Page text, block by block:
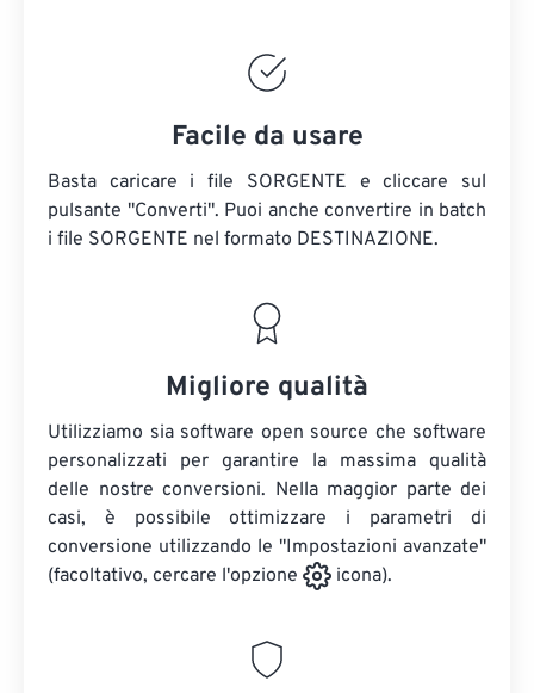
Facile da usare
Basta caricare i file SORGENTE e cliccare sul
pulsante "Converti". Puoi anche convertire in batch
i file SORGENTE nel formato DESTINAZIONE.
Migliore qualità
Utilizziamo sia software open source che software
personalizzati per garantire la massima qualità
delle nostre conversioni. Nella maggior parte dei
casi, è possibile ottimizzare i parametri di
conversione utilizzando le "Impostazioni avanzate"
(facoltativo, cercare l'opzione
icona).